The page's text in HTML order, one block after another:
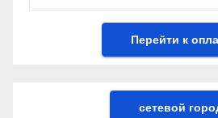
сетевой